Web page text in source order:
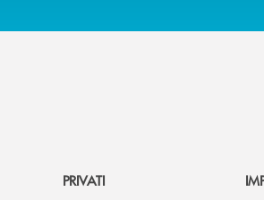
PRIVATI